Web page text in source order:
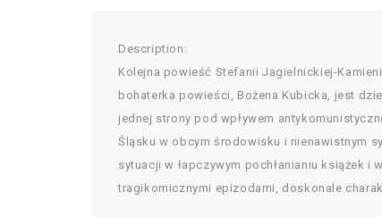
Description:
Kolejna powieść Stefanii Jagielnickiej-
bohaterka powieści, Bożena Kubicka, jest
jednej strony pod wpływem
Śląsku w obcym środowisku i nienawistnym
sytuacji w łapczywym pochłanianiu książek
tragikomicznymi epizodami, doskonale